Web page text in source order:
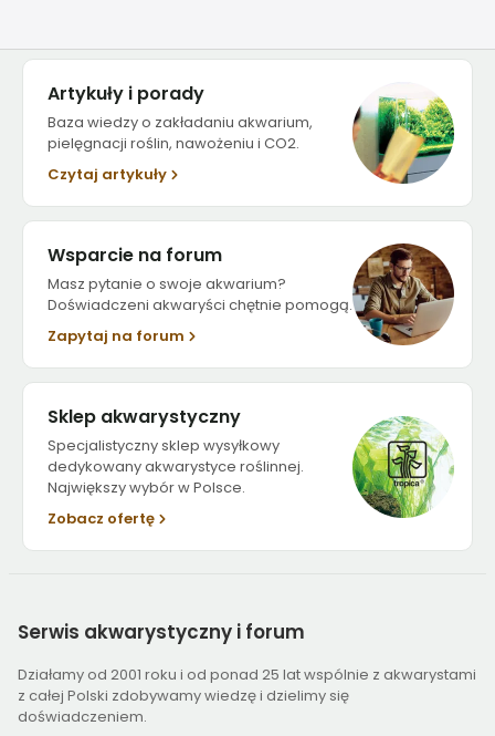
Artykuły i porady
Baza wiedzy o zakładaniu akwarium,
pielęgnacji roślin, nawożeniu i CO2.
Czytaj artykuły
Wsparcie na forum
Masz pytanie o swoje akwarium?
Doświadczeni akwaryści chętnie pomogą.
Zapytaj na forum
Sklep akwarystyczny
Specjalistyczny sklep wysyłkowy
dedykowany akwarystyce roślinnej.
Największy wybór w Polsce.
Zobacz ofertę
Serwis akwarystyczny i forum
Działamy od 2001 roku i od ponad 25 lat wspólnie z akwarystami
z całej Polski zdobywamy wiedzę i dzielimy się
doświadczeniem.